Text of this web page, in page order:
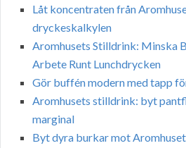
Låt koncentraten från
dryckeskalkylen
Aromhusets Stilldrink: Minska
Arbete Runt Lunchdrycken
Gör buffén modern med tapp
Aromhusets stilldrink: byt
marginal
Byt dyra burkar mot